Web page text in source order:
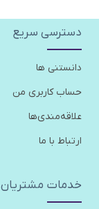
دسترسی سریع
دانستنی ها
حساب کاربری من
علاقه‌مندی‌ها
ارتباط با ما
خدمات مشتریان